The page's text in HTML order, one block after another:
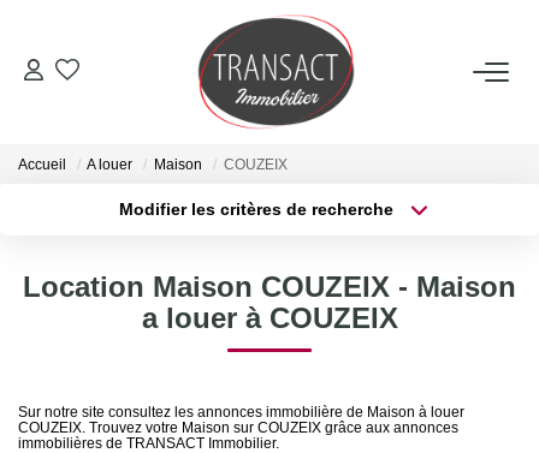
ACCUEIL
NOTRE AGENCE
Accueil A louer Maison COUZEIX
Modifier les critères de recherche
Type de bien
Surface min
Créer une alerte
Location Maison COUZEIX - Maison
a louer à COUZEIX
Sur notre site consultez les annonces immobilière de Maison à louer
COUZEIX. Trouvez votre Maison sur COUZEIX grâce aux annonces
immobilières de TRANSACT Immobilier.